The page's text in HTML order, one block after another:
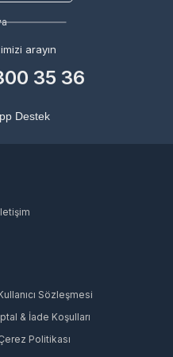
arayın
35 36
Destek
Sözleşmesi
& İade Koşulları
Politikası